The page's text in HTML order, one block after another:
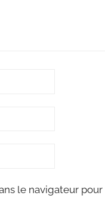
le navigateur